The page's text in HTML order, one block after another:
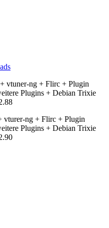
vtuner-ng + Flirc + Plugin
Plugins + Debian Trixie
ng + Flirc + Plugin
Plugins + Debian Trixie